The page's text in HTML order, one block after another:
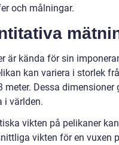
och målningar.
är kända för sin
kan variera i storlek
meter. Dessa
i världen.
vikten på pelikaner
vikten för en vuxen